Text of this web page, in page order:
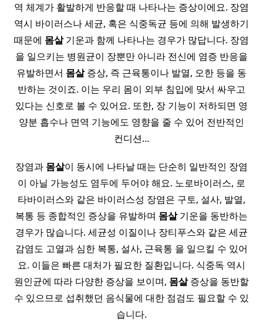
역 체계가 활발하게 반응할 때 나타나는 증상이에요. 장염
역시 바이러스나 세균, 혹은 식중독균 등에 의해 발생하기
때문에 몸살기운과 함께 나타나는 경우가 많답니다. 장염
을 일으키는 병원균이 장뿐만 아니라 전신에 염증 반응을
유발하면서 몸살증상, 즉 근육통이나 발열, 오한 등을 동
반하는 것이죠. 이는 우리 몸이 외부 침입에 맞서 싸우고
있다는 신호로 볼 수 있어요. 또한, 장 기능이 저하되면 영
양분 흡수나 면역 기능에도 영향을 줄 수 있어 전반적인
컨디션…
장염과 몸살이 동시에 나타날 때는 단순히 일반적인 장염
이 아닐 가능성도 염두에 두어야 해요. 노로바이러스, 로
타바이러스와 같은 바이러스성 장염은 구토, 설사, 발열,
복통 등 종합적인 증상을 유발하며 몸살기운을 동반하는
경우가 많습니다. 세균성 이질이나 장티푸스와 같은 세균
감염도 고열과 심한 복통, 설사, 근육통 을 일으킬 수 있어
요. 이들은 빠른 대처가 필요한 질환입니다. 식중독 역시
원인균에 따라 다양한 증상을 보이며, 몸살증상을 동반할
수 있으므로 섭취했던 음식물에 대한 점검도 필요할 수 있
습니다.